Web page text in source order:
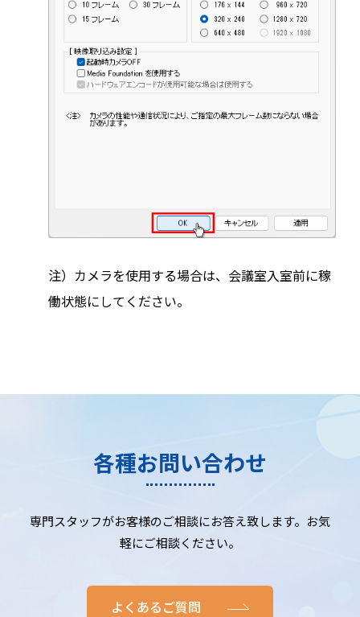
注）カメラを使用する場合は、会議室入室前に稼
働状態にしてください。
各種お問い合わせ
専門スタッフがお客様のご相談にお答え致します。お気
軽にご相談ください。
よくあるご質問